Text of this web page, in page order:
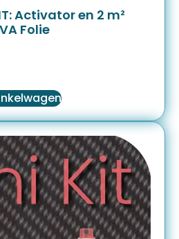
Activator en 2 m²
Folie